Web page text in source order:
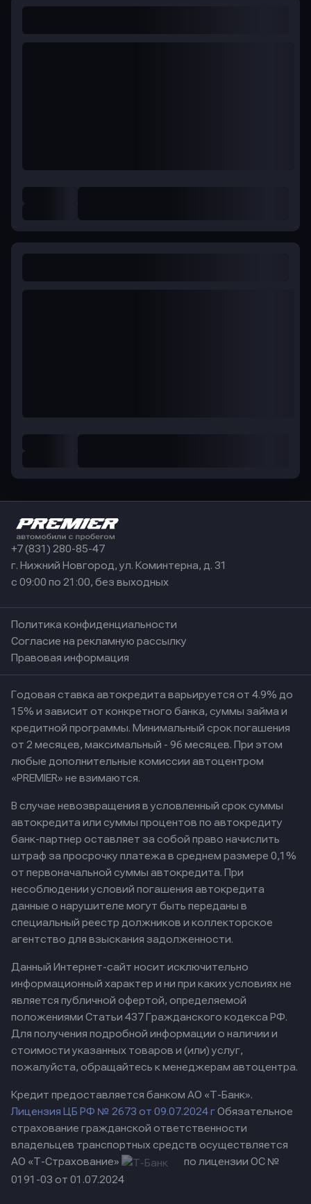
+7 (831) 280-85-47
г. Нижний Новгород, ул. Коминтерна, д. 31
с 09:00 по 21:00, без выходных
Политика конфиденциальности
Согласие на рекламную рассылку
Правовая информация
Годовая ставка автокредита варьируется от 4.9% до
15% и зависит от конкретного банка, суммы займа и
кредитной программы. Минимальный срок погашения
от 2 месяцев, максимальный - 96 месяцев. При этом
любые дополнительные комиссии автоцентром
«PREMIER» не взимаются.
В случае невозвращения в условленный срок суммы
автокредита или суммы процентов по автокредиту
банк-партнер оставляет за собой право начислить
штраф за просрочку платежа в среднем размере 0,1%
от первоначальной суммы автокредита. При
несоблюдении условий погашения автокредита
данные о нарушителе могут быть переданы в
специальный реестр должников и коллекторское
агентство для взыскания задолженности.
Данный Интернет-сайт носит исключительно
информационный характер и ни при каких условиях не
является публичной офертой, определяемой
положениями Статьи 437 Гражданского кодекса РФ.
Для получения подробной информации о наличии и
стоимости указанных товаров и (или) услуг,
пожалуйста, обращайтесь к менеджерам автоцентра.
Кредит предоставляется банком АО «Т-Банк».
Лицензия ЦБ РФ № 2673 от 09.07.2024 гОбязательное
страхование гражданской ответственности
владельцев транспортных средств осуществляется
АО «Т-Страхование»
по лицензии ОС №
0191-03 от 01.07.2024